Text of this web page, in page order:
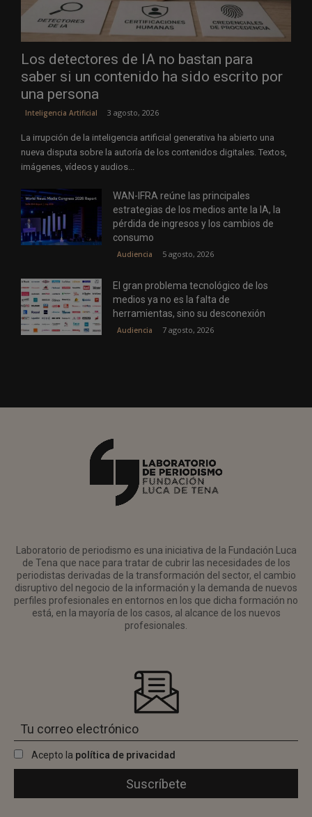
Los detectores de IA no bastan para
saber si un contenido ha sido escrito por
una persona
Inteligencia Artificial 3 agosto, 2026
La irrupción de la inteligencia artificial generativa ha abierto una
nueva disputa sobre la autoría de los contenidos digitales. Textos,
imágenes, vídeos y audios...
WAN-IFRA reúne las principales
estrategias de los medios ante la IA, la
pérdida de ingresos y los cambios de
consumo
Audiencia 5 agosto, 2026
El gran problema tecnológico de los
medios ya no es la falta de
herramientas, sino su desconexión
Audiencia 7 agosto, 2026
Laboratorio de periodismo es una iniciativa de la Fundación Luca
de Tena que nace para tratar de cubrir las necesidades de los
periodistas derivadas de la transformación del sector, el cambio
disruptivo del negocio de la información y la demanda de nuevos
perfiles profesionales en entornos en los que dicha formación no
está, en la mayoría de los casos, al alcance de los nuevos
profesionales.
Acepto la política de privacidad